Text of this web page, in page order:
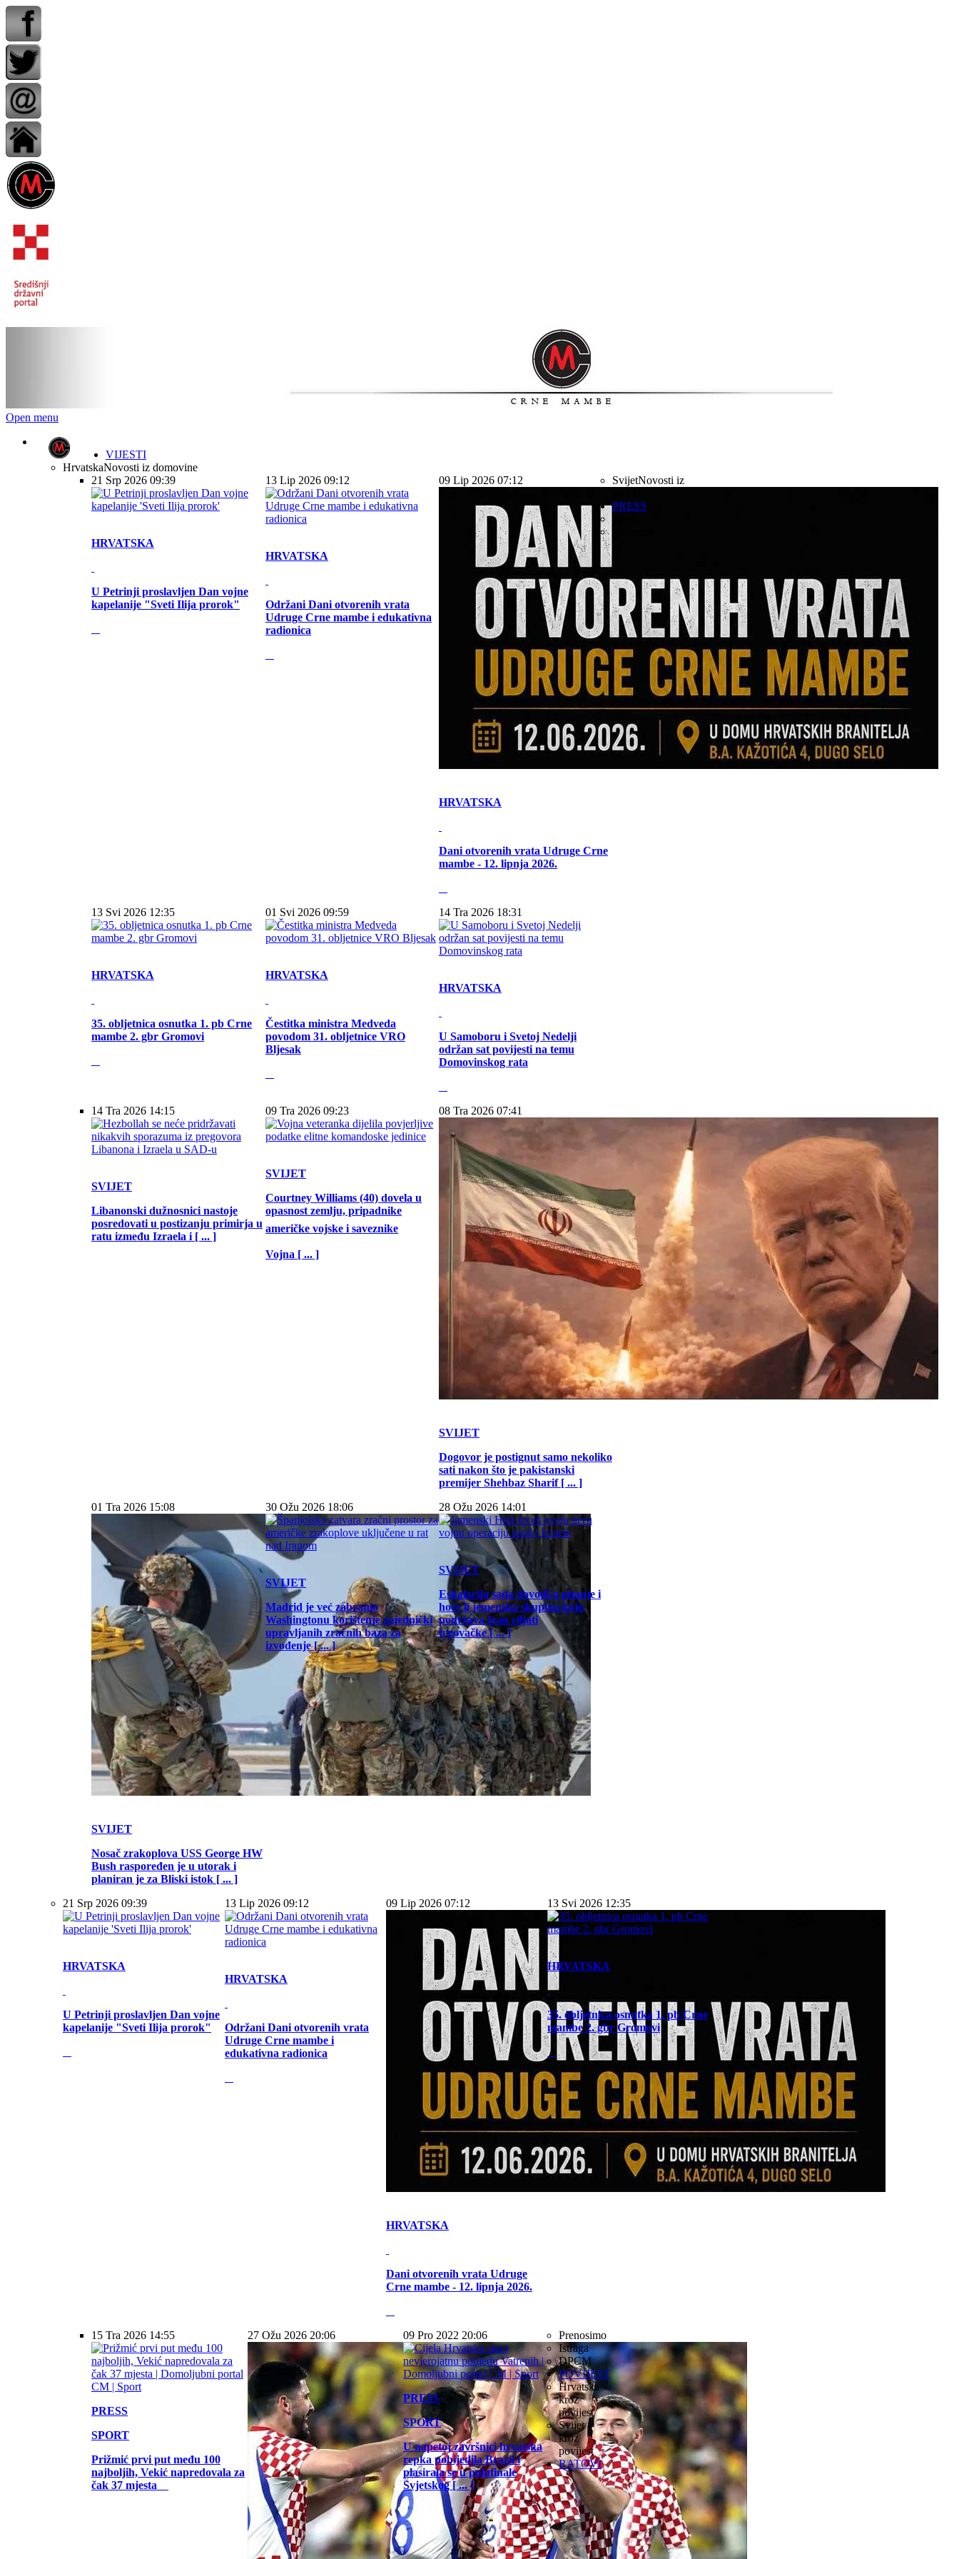
Open menu
VIJESTI
HrvatskaNovosti iz domovine
21 Srp 2026 09:39
HRVATSKA
U Petrinji proslavljen Dan vojne
kapelanije "Sveti Ilija prorok"
13 Lip 2026 09:12
HRVATSKA
Održani Dani otvorenih vrata
Udruge Crne mambe i edukativna
radionica
09 Lip 2026 07:12
HRVATSKA
Dani otvorenih vrata Udruge Crne
mambe - 12. lipnja 2026.
13 Svi 2026 12:35
HRVATSKA
35. obljetnica osnutka 1. pb Crne
mambe 2. gbr Gromovi
01 Svi 2026 09:59
HRVATSKA
Čestitka ministra Medveda
povodom 31. obljetnice VRO
Bljesak
14 Tra 2026 18:31
HRVATSKA
U Samoboru i Svetoj Nedelji
održan sat povijesti na temu
Domovinskog rata
SvijetNovosti iz
14 Tra 2026 14:15
SVIJET
Libanonski dužnosnici nastoje
posredovati u postizanju primirja u
ratu između Izraela i [ ... ]
09 Tra 2026 09:23
SVIJET
Courtney Williams (40) dovela u
opasnost zemlju, pripadnike
američke vojske i saveznike
Vojna [ ... ]
08 Tra 2026 07:41
SVIJET
Dogovor je postignut samo nekoliko
sati nakon što je pakistanski
premijer Shehbaz Sharif [ ... ]
01 Tra 2026 15:08
SVIJET
Nosač zrakoplova USS George HW
Bush raspoređen je u utorak i
planiran je za Bliski istok [ ... ]
30 Ožu 2026 18:06
SVIJET
Madrid je već zabranio
Washingtonu korištenje zajednički
upravljanih zračnih baza za
izvođenje [ ... ]
28 Ožu 2026 14:01
SVIJET
Eskalacija sada dovodi u pitanje i
hoće li jemenska skupina koju
podržava Iran ciljati
trgovačke [ ... ]
21 Srp 2026 09:39
HRVATSKA
U Petrinji proslavljen Dan vojne
kapelanije "Sveti Ilija prorok"
13 Lip 2026 09:12
HRVATSKA
Održani Dani otvorenih vrata
Udruge Crne mambe i
edukativna radionica
09 Lip 2026 07:12
HRVATSKA
Dani otvorenih vrata Udruge
Crne mambe - 12. lipnja 2026.
13 Svi 2026 12:35
HRVATSKA
35. obljetnica osnutka 1. pb Crne
mambe 2. gbr Gromovi
PRESS
15 Tra 2026 14:55
PRESS
SPORT
Prižmić prvi put među 100
najboljih, Vekić napredovala za
čak 37 mjesta
27 Ožu 2026 20:06 09 Pro 2022 20:06
PRESS
SPORT
U napetoj završnici hrvatska
repka pobijedila Brazil i
plasirala se u polufinale
Svjetskog [ ... ]
Prenosimo
Istraga
DPCM
POVIJEST
Hrvatska
kroz
povijest
Svijet
kroz
povijest
RATOVI